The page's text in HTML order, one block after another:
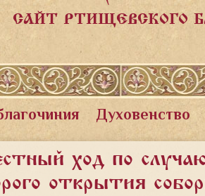
САЙТ РТИЩЕВСКОГО
Духовенство
ход по
открытия